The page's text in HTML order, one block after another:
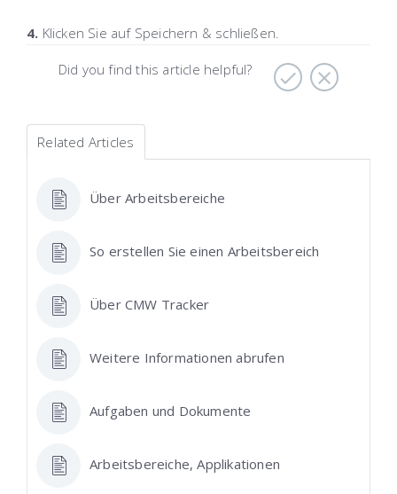
4. Klicken Sie auf Speichern & schließen.
Did you find this article helpful?
Related Articles
Über Arbeitsbereiche
So erstellen Sie einen Arbeitsbereich
Über CMW Tracker
Weitere Informationen abrufen
Aufgaben und Dokumente
Arbeitsbereiche, Applikationen